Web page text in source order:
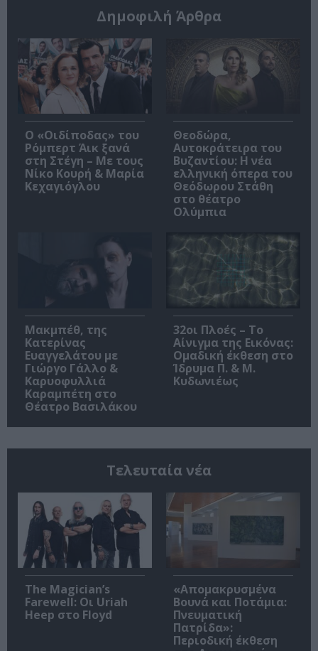
Δημοφιλή Άρθρα
O «Οιδίποδας» του
Ρόμπερτ Άικ ξανά
στη Στέγη – Με τους
Νίκο Κουρή & Μαρία
Κεχαγιόγλου
Θεοδώρα,
Αυτοκράτειρα του
Βυζαντίου: Η νέα
ελληνική όπερα του
Θεόδωρου Στάθη
στο θέατρο
Ολύμπια
Μακμπέθ, της
Κατερίνας
Ευαγγελάτου με
Γιώργο Γάλλο &
Καρυοφυλλιά
Καραμπέτη στο
Θέατρο Βασιλάκου
32οι Πλοές – Το
Αίνιγμα της Εικόνας:
Ομαδική έκθεση στο
Ίδρυμα Π. & Μ.
Κυδωνιέως
Τελευταία νέα
The Magician’s
Farewell: Οι Uriah
Heep στο Floyd
«Απομακρυσμένα
Βουνά και Ποτάμια:
Πνευματική
Πατρίδα»:
Περιοδική έκθεση